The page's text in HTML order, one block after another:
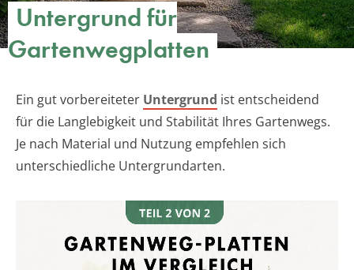
Untergrund für
Gartenwegplatten
Ein gut vorbereiteter Untergrund ist entscheidend
für die Langlebigkeit und Stabilität Ihres Gartenwegs.
Je nach Material und Nutzung empfehlen sich
unterschiedliche Untergrundarten.